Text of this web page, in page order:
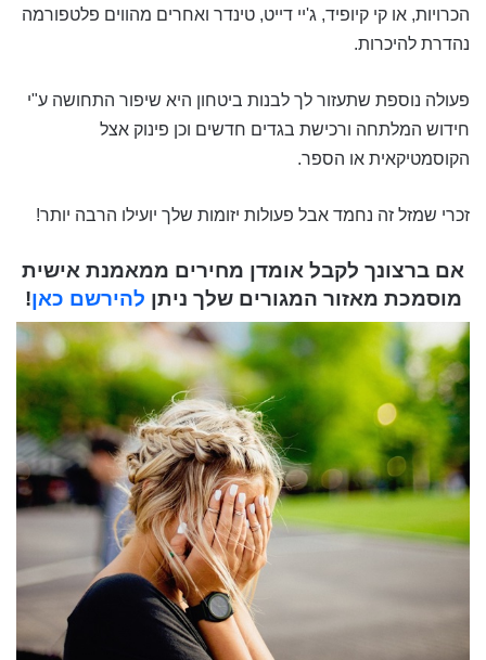
הכרויות, או קי קיופיד, ג'יי דייט, טינדר ואחרים מהווים פלטפורמה
נהדרת להיכרות.
פעולה נוספת שתעזור לך לבנות ביטחון היא שיפור התחושה ע"י
חידוש המלתחה ורכישת בגדים חדשים וכן פינוק אצל
הקוסמטיקאית או הספר.
זכרי שמזל זה נחמד אבל פעולות יזומות שלך יועילו הרבה יותר!
אם ברצונך לקבל אומדן מחירים ממאמנת אישית
מוסמכת מאזור המגורים שלך ניתן להירשם כאן!